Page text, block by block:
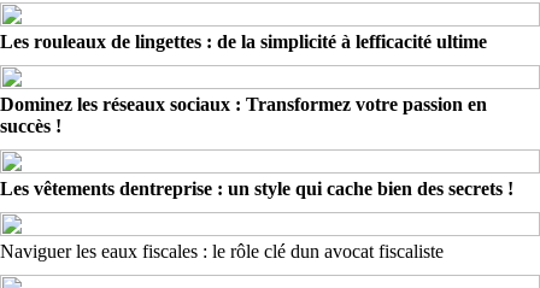
Les rouleaux de lingettes : de la simplicité à lefficacité ultime
Dominez les réseaux sociaux : Transformez votre passion en
succès !
Les vêtements dentreprise : un style qui cache bien des secrets !
Naviguer les eaux fiscales : le rôle clé dun avocat fiscaliste